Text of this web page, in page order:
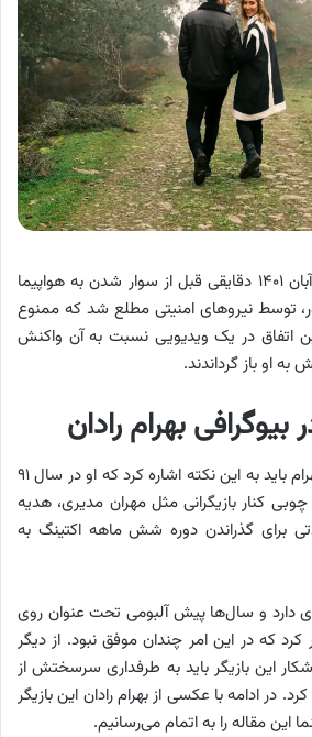
بهرام رادان روز جمعه ۱۳ آبان ۱۴۰۱ دقایقی قبل از سوار شدن به هواپیما
توسط نیروهای امنیتی مطلع شد که ممنوع
اتفاق در یک ویدیویی نسبت به آن واکنش
به او باز گرداندند.
بهرام رادان
از داغ‌ترین حقایق درباره بهرام باید به این نکته اشاره کرد که او در سال ۹۱
کنار بازیگرانی مثل مهران مدیری، هدیه
برای گذراندن دوره شش ماهه اکتینگ به
دارد و سال‌ها پیش آلبومی تحت عنوان روی
که در این امر چندان موفق نبود. از دیگر
این بازیگر باید به طرفداری سرسختش از
در ادامه با عکسی از بهرام رادان این بازیگر
مقاله را به اتمام می‌رسانیم.